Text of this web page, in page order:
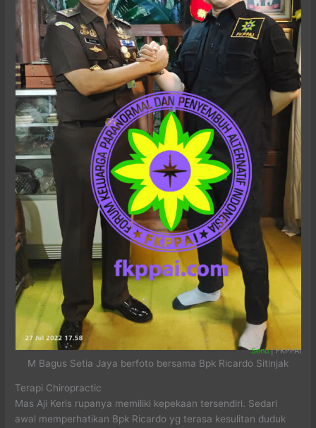
Senu| FKPPAI
M Bagus Setia Jaya berfoto bersama Bpk Ricardo Sitinjak
Terapi Chiropractic
Mas Aji Keris rupanya memiliki kepekaan tersendiri. Sedari
awal memperhatikan Bpk Ricardo yg terasa kesulitan duduk